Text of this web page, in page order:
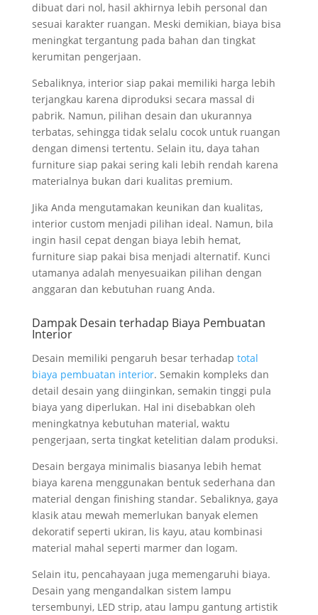
dibuat dari nol, hasil akhirnya lebih personal dan
sesuai karakter ruangan. Meski demikian, biaya bisa
meningkat tergantung pada bahan dan tingkat
kerumitan pengerjaan.
Sebaliknya, interior siap pakai memiliki harga lebih
terjangkau karena diproduksi secara massal di
pabrik. Namun, pilihan desain dan ukurannya
terbatas, sehingga tidak selalu cocok untuk ruangan
dengan dimensi tertentu. Selain itu, daya tahan
furniture siap pakai sering kali lebih rendah karena
materialnya bukan dari kualitas premium.
Jika Anda mengutamakan keunikan dan kualitas,
interior custom menjadi pilihan ideal. Namun, bila
ingin hasil cepat dengan biaya lebih hemat,
furniture siap pakai bisa menjadi alternatif. Kunci
utamanya adalah menyesuaikan pilihan dengan
anggaran dan kebutuhan ruang Anda.
Dampak Desain terhadap Biaya Pembuatan
Interior
Desain memiliki pengaruh besar terhadap total
biaya pembuatan interior. Semakin kompleks dan
detail desain yang diinginkan, semakin tinggi pula
biaya yang diperlukan. Hal ini disebabkan oleh
meningkatnya kebutuhan material, waktu
pengerjaan, serta tingkat ketelitian dalam produksi.
Desain bergaya minimalis biasanya lebih hemat
biaya karena menggunakan bentuk sederhana dan
material dengan finishing standar. Sebaliknya, gaya
klasik atau mewah memerlukan banyak elemen
dekoratif seperti ukiran, lis kayu, atau kombinasi
material mahal seperti marmer dan logam.
Selain itu, pencahayaan juga memengaruhi biaya.
Desain yang mengandalkan sistem lampu
tersembunyi, LED strip, atau lampu gantung artistik